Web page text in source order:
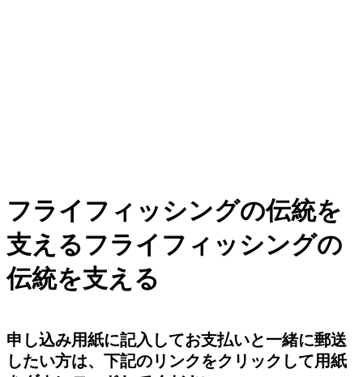
フライフィッシングの伝統を
支えるフライフィッシングの
伝統を支える
申し込み用紙に記入してお支払いと一緒に郵送
したい方は、下記のリンクをクリックして用紙